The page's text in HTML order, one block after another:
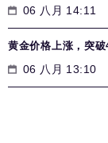
06 八月 14:11
黄金价格上涨，突
06 八月 13:10